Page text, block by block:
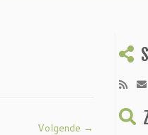
Volgende →